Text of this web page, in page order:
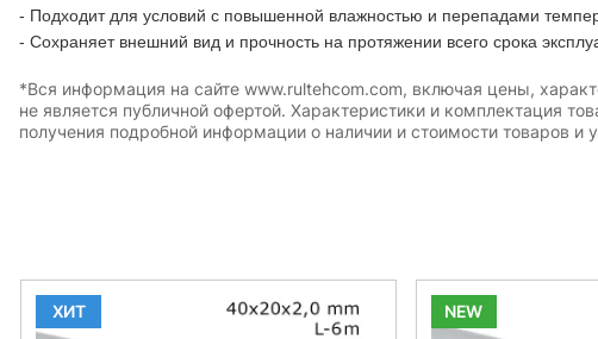
- Подходит для условий с повышенной влажностью и перепадами
- Сохраняет внешний вид и прочность на протяжении всего срока
*Вся информация на сайте www.rultehcom.com, включая цены,
не является публичной офертой. Характеристики и комплектация
получения подробной информации о наличии и стоимости товаров
ХИТ NEW